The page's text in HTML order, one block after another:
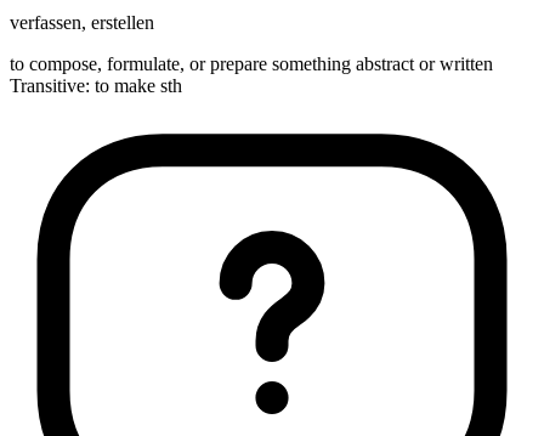
verfassen, erstellen
to compose, formulate, or prepare something abstract or written
Transitive: to make sth